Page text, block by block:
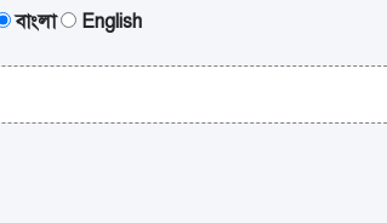
বাংলা English